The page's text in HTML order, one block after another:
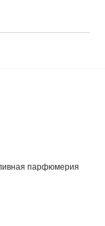
парфюмерия